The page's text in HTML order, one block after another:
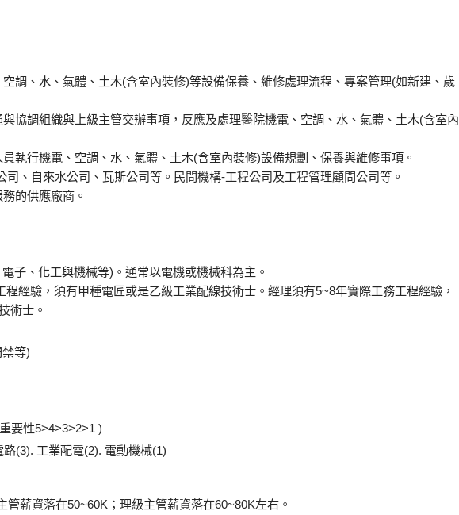
調、水、氣體、土木(含室內裝修)等設備保養、維修處理流程、專案管理(如新建、歲
協調組織與上級主管交辦事項，反應及處理醫院機電、空調、水、氣體、土木(含室內
執行機電、空調、水、氣體、土木(含室內裝修)設備規劃、保養與維修事項。
、自來水公司、瓦斯公司等。民間機構-工程公司及工程管理顧問公司等。
的供應廠商。
子、化工與機械等)。通常以電機或機械科為主。
經驗，須有甲種電匠或是乙級工業配線技術士。經理須有5~8年實際工務工程經驗，
術士。
等)
要性5>4>3>2>1 )
(3). 工業配電(2). 電動機械(1)
薪資落在50~60K；理級主管薪資落在60~80K左右。